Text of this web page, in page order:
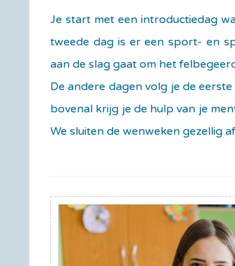
Je start met een introductiedag
tweede dag is er een sport- en
aan de slag gaat om het
De andere dagen volg je de
bovenal krijg je de hulp van je
We sluiten de wenweken gezellig